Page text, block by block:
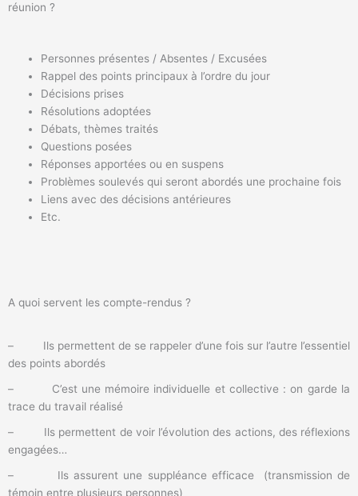
réunion ?
Personnes présentes / Absentes / Excusées
Rappel des points principaux à l’ordre du jour
Décisions prises
Résolutions adoptées
Débats, thèmes traités
Questions posées
Réponses apportées ou en suspens
Problèmes soulevés qui seront abordés une prochaine fois
Liens avec des décisions antérieures
Etc.
A quoi servent les compte-rendus ?
– Ils permettent de se rappeler d’une fois sur l’autre l’essentiel
des points abordés
– C’est une mémoire individuelle et collective : on garde la
trace du travail réalisé
– Ils permettent de voir l’évolution des actions, des réflexions
engagées…
– Ils assurent une suppléance efficace (transmission de
témoin entre plusieurs personnes)